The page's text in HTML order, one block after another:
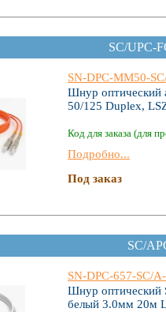
SC/UPC-
SN-DPC-MM50-
Шнур оптический
50/125 Duplex,
Код для заказа (для
Подробно...
Под заказ
SC/
SN-DPC-657-SС/
Шнур оптический
белый 3.0мм 20м